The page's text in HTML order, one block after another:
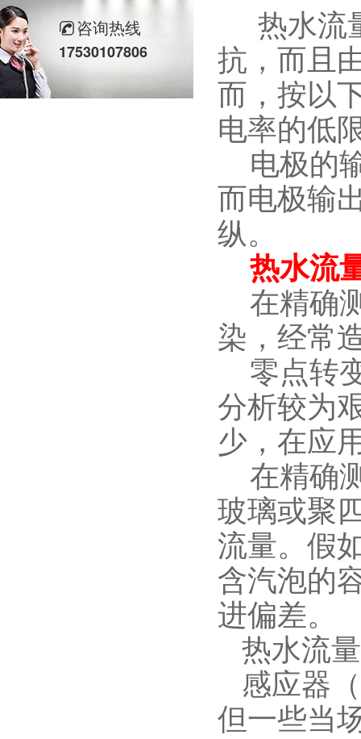
热水流
抗，而且
而，按以
电率的低
电极的
而电极输
纵。
热水流
在精确
染，经常
零点转
分析较为
少，在应
在精确
玻璃或聚
流量。假
含汽泡的
进偏差。
热水流
感应器
但一些当
咨询热线
17530107806